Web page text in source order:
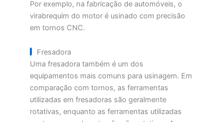
Por exemplo, na fabricação de automóveis, o
virabrequim do motor é usinado com precisão
em tornos CNC.
Fresadora
Uma fresadora também é um dos
equipamentos mais comuns para usinagem. Em
comparação com tornos, as ferramentas
utilizadas em fresadoras são geralmente
rotativas, enquanto as ferramentas utilizadas